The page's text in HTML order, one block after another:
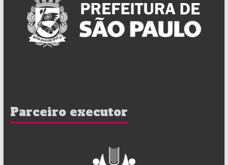
Parceiro executor